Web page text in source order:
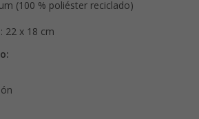
(100 % poliéster reciclado)
22 x 18 cm